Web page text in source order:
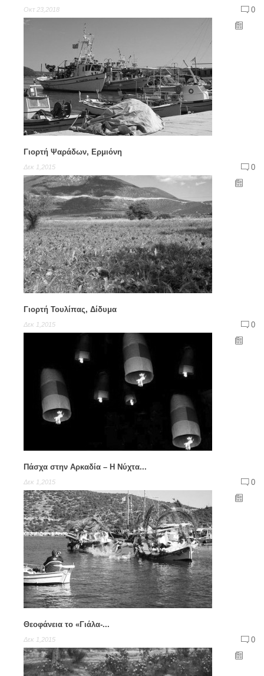
Οκτ 23,2018 0
Γιορτή Ψαράδων, Ερμιόνη
Δεκ 1,2015 0
Γιορτή Τουλίπας, Δίδυμα
Δεκ 1,2015 0
Πάσχα στην Αρκαδία – Η Νύχτα...
Δεκ 1,2015 0
Θεοφάνεια το «Γιάλα-...
Δεκ 1,2015 0